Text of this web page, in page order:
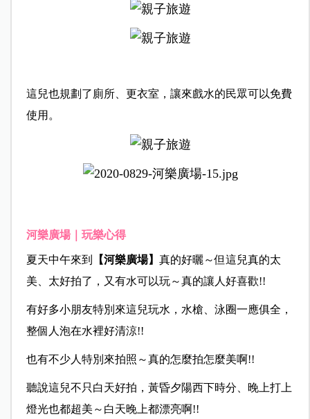
這兒也規劃了廁所、更衣室，讓來戲水的民眾可以免費
使用。
河樂廣場｜玩樂心得
夏天中午來到 【河樂廣場】 真的好曬～但這兒真的太
美、太好拍了，又有水可以玩～真的讓人好喜歡!!
有好多小朋友特別來這兒玩水，水槍、泳圈一應俱全，
整個人泡在水裡好清涼!!
也有不少人特別來拍照～真的怎麼拍怎麼美啊!!
聽說這兒不只白天好拍，黃昏夕陽西下時分、晚上打上
燈光也都超美～白天晚上都漂亮啊!!